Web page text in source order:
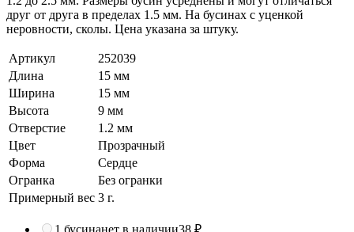
друг от друга в пределах 1.5 мм. На бусинах с уценкой
неровности, сколы. Цена указана за штуку.
Артикул
252039
Длина
15 мм
Ширина
15 мм
Высота
9 мм
Отверстие
1.2 мм
Цвет
Прозрачный
Форма
Сердце
Огранка
Без огранки
Примерный вес 3 г.
1 бусинанет в наличии38 ₽